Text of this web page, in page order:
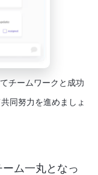
チームワークと成功
同努力を進めましょ
ム一丸となっ